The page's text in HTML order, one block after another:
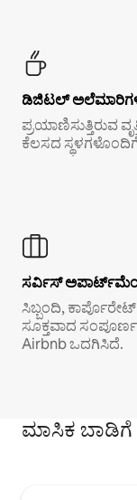
ಡಿಜಿಟಲ್
ಪ್ರಯಾಣಿಸುತ್ತಿರುವ
ಕೆಲಸದ ಸ್ಥಳಗಳೊಂದಿಗೆ
ಸರ್ವಿಸ್
ಸಿಬ್ಬಂದಿ,
ಸೂಕ್ತವಾದ
Airbnb ಒದಗಿಸಿದೆ.
ಮಾಸಿಕ